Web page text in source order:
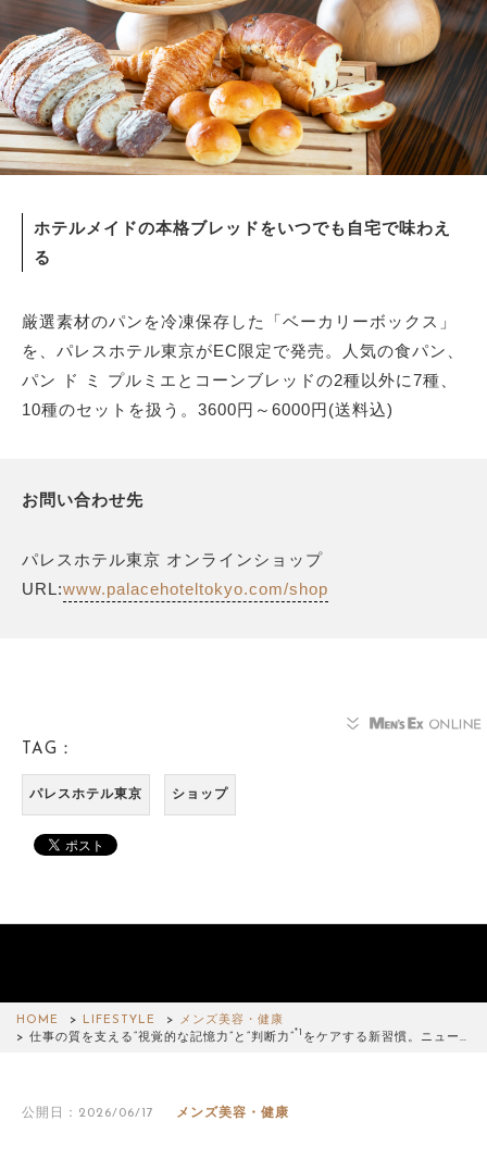
ホテルメイドの本格ブレッドをいつでも自宅で味わえ
る
厳選素材のパンを冷凍保存した「ベーカリーボックス」
を、パレスホテル東京がEC限定で発売。人気の食パン、
パン ド ミ プルミエとコーンブレッドの2種以外に7種、
10種のセットを扱う。3600円～6000円(送料込)
お問い合わせ先
パレスホテル東京 オンラインショップ
URL:www.palacehoteltokyo.com/shop
TAG：
パレスホテル東京 ショップ
HOME LIFESTYLE
メンズ美容・健康
仕事の質を支える“視覚的な記憶力”と“判断力”*1 をケアする新習慣。ニュー…
公開日：2026/06/17 メンズ美容・健康